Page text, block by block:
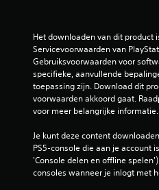
Het downloaden van dit product
Servicevoorwaarden van
Gebruiksvoorwaarden voor
specifieke, aanvullende
toepassing zijn. Download dit
voorwaarden akkoord gaat.
voor meer belangrijke informatie.
Je kunt deze content
PS5-console die aan je account
'Console delen en offline
consoles wanneer je inlogt met